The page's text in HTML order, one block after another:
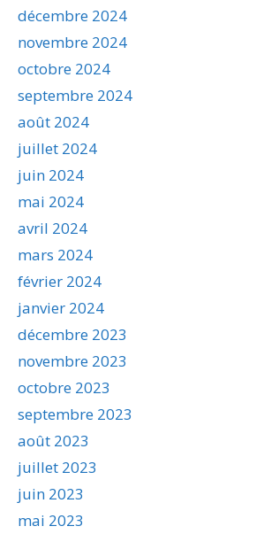
décembre 2024
novembre 2024
octobre 2024
septembre 2024
août 2024
juillet 2024
juin 2024
mai 2024
avril 2024
mars 2024
février 2024
janvier 2024
décembre 2023
novembre 2023
octobre 2023
septembre 2023
août 2023
juillet 2023
juin 2023
mai 2023